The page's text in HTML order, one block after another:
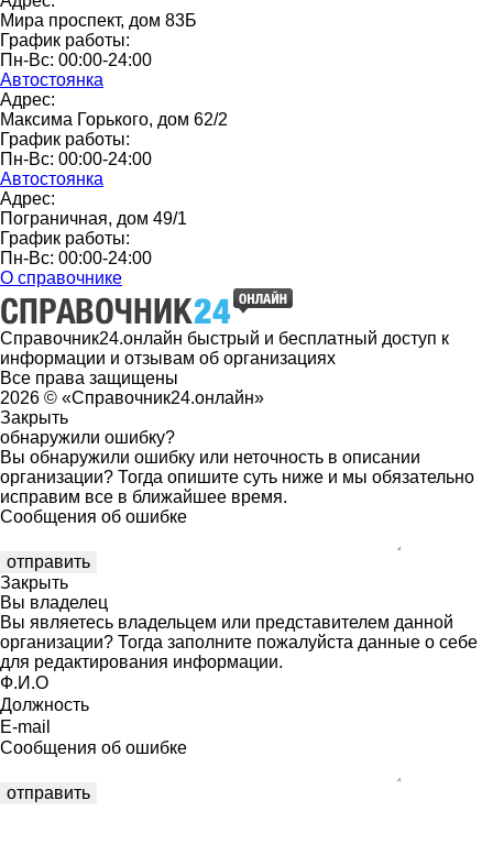
Мира проспект, дом 83Б
График работы:
Пн-Вс: 00:00-24:00
Автостоянка
Адрес:
Максима Горького, дом 62/2
График работы:
Пн-Вс: 00:00-24:00
Автостоянка
Адрес:
Пограничная, дом 49/1
График работы:
Пн-Вс: 00:00-24:00
О справочнике
Справочник24.онлайн быстрый и бесплатный доступ к
информации и отзывам об организациях
Все права защищены
2026 © «Справочник24.онлайн»
Закрыть
обнаружили ошибку?
Вы обнаружили ошибку или неточность в описании
организации? Тогда опишите суть ниже и мы обязательно
исправим все в ближайшее время.
Сообщения об ошибке
Закрыть
Вы владелец
Вы являетесь владельцем или представителем данной
организации? Тогда заполните пожалуйста данные о себе
для редактирования информации.
Ф.И.О
Должность
E-mail
Сообщения об ошибке